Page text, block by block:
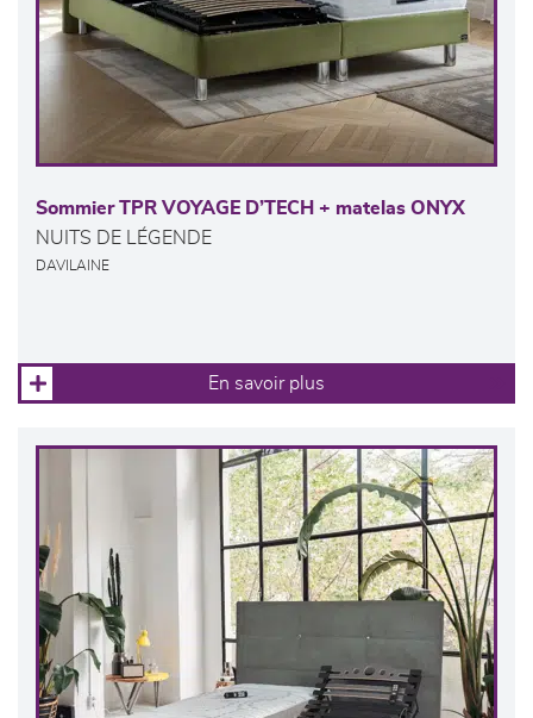
Sommier TPR VOYAGE D’TECH + matelas ONYX
NUITS DE LÉGENDE
DAVILAINE
En savoir plus